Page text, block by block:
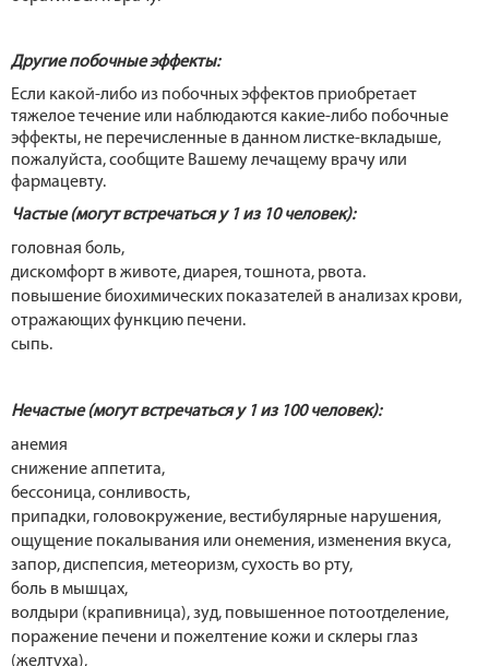
Другие побочные эффекты:
Если какой-либо из побочных эффектов приобретает
тяжелое течение или наблюдаются какие-либо побочные
эффекты, не перечисленные в данном листке-вкладыше,
пожалуйста, сообщите Вашему лечащему врачу или
фармацевту.
Частые (могут встречаться у 1 из 10 человек):
головная боль,
дискомфорт в животе, диарея, тошнота, рвота.
повышение биохимических показателей в анализах крови,
отражающих функцию печени.
сыпь.
Нечастые (могут встречаться у 1 из 100 человек):
анемия
снижение аппетита,
бессоница, сонливость,
припадки, головокружение, вестибулярные нарушения,
ощущение покалывания или онемения, изменения вкуса,
запор, диспепсия, метеоризм, сухость во рту,
боль в мышцах,
волдыри (крапивница), зуд, повышенное потоотделение,
поражение печени и пожелтение кожи и склеры глаз
(желтуха),